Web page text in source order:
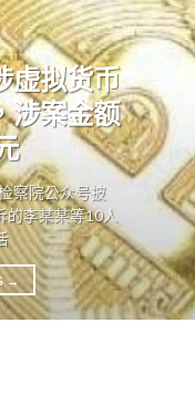
虚拟货币
涉案金额
察院公众号披
的李某某等10人
→